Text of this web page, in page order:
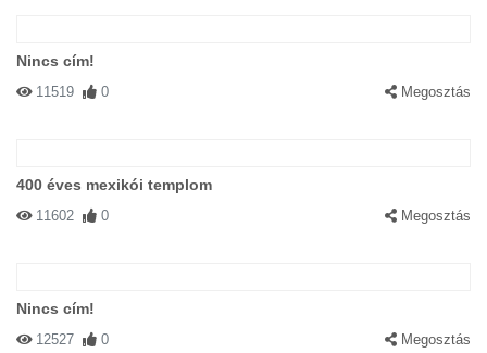
Nincs cím!
11519 0 Megosztás
400 éves mexikói templom
11602 0 Megosztás
Nincs cím!
12527 0 Megosztás